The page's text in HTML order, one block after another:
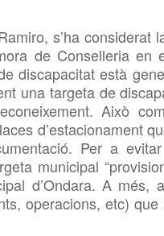
s’ha considerat
de Conselleria en
discapacitat està
una targeta de
Això
d’estacionament
Per a evitar
municipal
d’Ondara. A més,
operacions, etc)